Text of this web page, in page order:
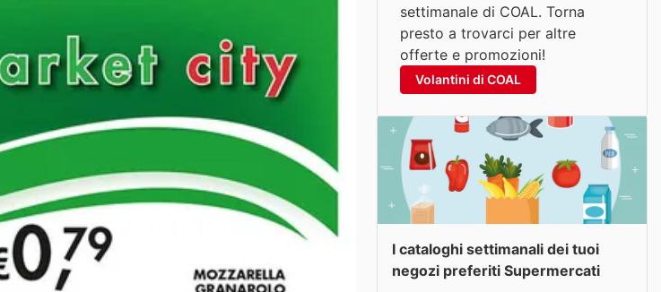
settimanale di COAL. Torna
presto a trovarci per altre
offerte e promozioni!
Volantini di COAL
I cataloghi settimanali dei tuoi
negozi preferiti Supermercati